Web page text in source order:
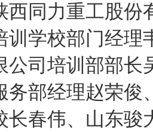
西同力重工股份
训学校部门经理
公司培训部部
务部经理赵荣俊
长春伟、山东骏